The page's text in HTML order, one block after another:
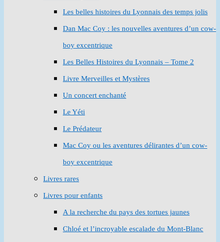
Les belles histoires du Lyonnais des temps jolis
Dan Mac Coy : les nouvelles aventures d’un cow-
boy excentrique
Les Belles Histoires du Lyonnais – Tome 2
Livre Merveilles et Mystères
Un concert enchanté
Le Yéti
Le Prédateur
Mac Coy ou les aventures délirantes d’un cow-
boy excentrique
Livres rares
Livres pour enfants
A la recherche du pays des tortues jaunes
Chloé et l’incroyable escalade du Mont-Blanc